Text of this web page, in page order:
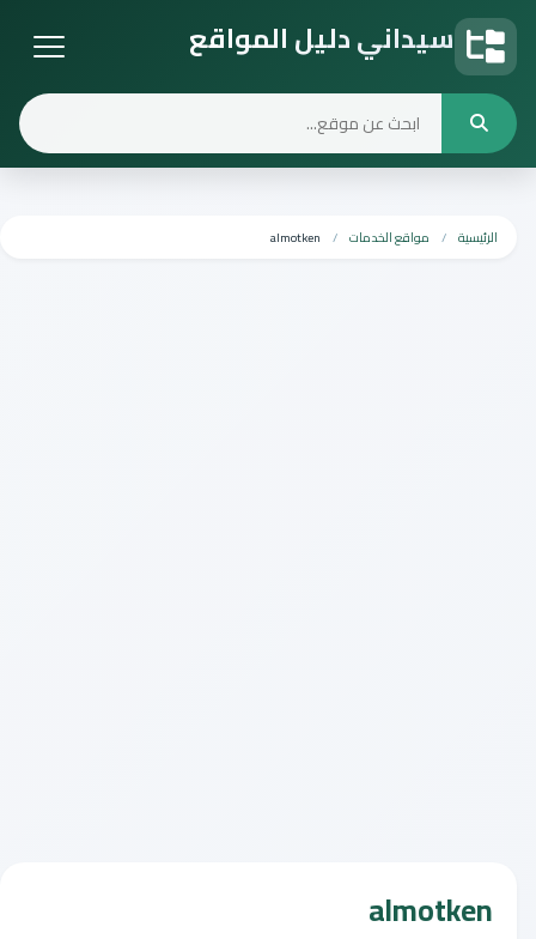
سيداني دليل المواقع
الرئيسية مواقع الخدمات almotken
almotken